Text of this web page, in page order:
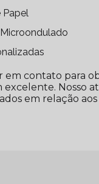
Papel
Microondulado
em contato para
excelente. Nosso
em relação